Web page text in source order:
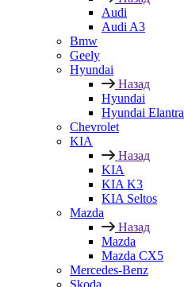
Audi
Audi A3
Bmw
Geely
Hyundai
Назад
Hyundai
Hyundai Elantra
Chevrolet
KIA
Назад
KIA
KIA K3
KIA Seltos
Mazda
Назад
Mazda
Mazda CX5
Mercedes-Benz
Skoda